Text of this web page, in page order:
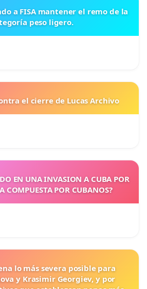
peso ligero.
el cierre de Lucas Archivo
EN UNA INVASION A CUBA POR
COMPUESTA POR CUBANOS?
lo más severa posible para
y Krasimir Georgiev, y por